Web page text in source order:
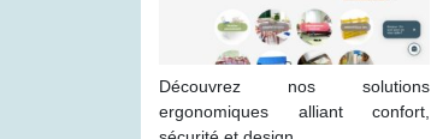
Découvrez nos solutions
ergonomiques alliant confort,